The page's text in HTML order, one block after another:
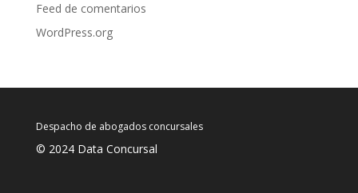
Feed de comentarios
WordPress.org
Despacho de abogados concursales
© 2024 Data Concursal